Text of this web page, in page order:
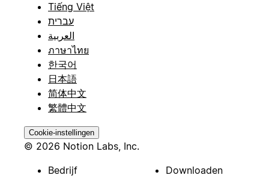
Tiếng Việt
עברית
العربية
ภาษาไทย
한국어
日本語
简体中文
繁體中文
Cookie-instellingen
© 2026 Notion Labs, Inc.
Bedrijf
Downloaden